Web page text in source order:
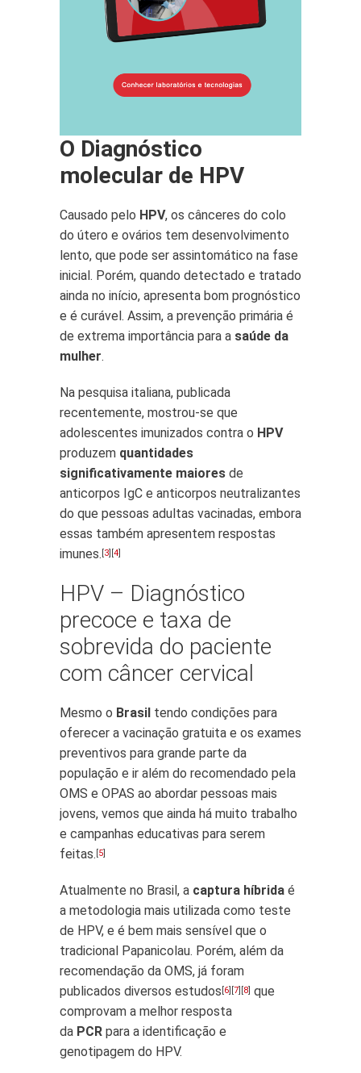
O Diagnóstico
molecular de HPV
Causado pelo HPV, os cânceres do colo
do útero e ovários tem desenvolvimento
lento, que pode ser assintomático na fase
inicial. Porém, quando detectado e tratado
ainda no início, apresenta bom prognóstico
e é curável. Assim, a prevenção primária é
de extrema importância para a saúde da
mulher.
Na pesquisa italiana, publicada
recentemente, mostrou-se que
adolescentes imunizados contra o HPV
produzem quantidades
significativamente maiores de
anticorpos IgC e anticorpos neutralizantes
do que pessoas adultas vacinadas, embora
essas também apresentem respostas
imunes. 3 4
HPV – Diagnóstico
precoce e taxa de
sobrevida do paciente
com câncer cervical
Mesmo o Brasil tendo condições para
oferecer a vacinação gratuita e os exames
preventivos para grande parte da
população e ir além do recomendado pela
OMS e OPAS ao abordar pessoas mais
jovens, vemos que ainda há muito trabalho
e campanhas educativas para serem
feitas. 5
Atualmente no Brasil, a captura híbrida é
a metodologia mais utilizada como teste
de HPV, e é bem mais sensível que o
tradicional Papanicolau. Porém, além da
recomendação da OMS, já foram
publicados diversos estudos 6 7 8 que
comprovam a melhor resposta
da PCR para a identificação e
genotipagem do HPV.